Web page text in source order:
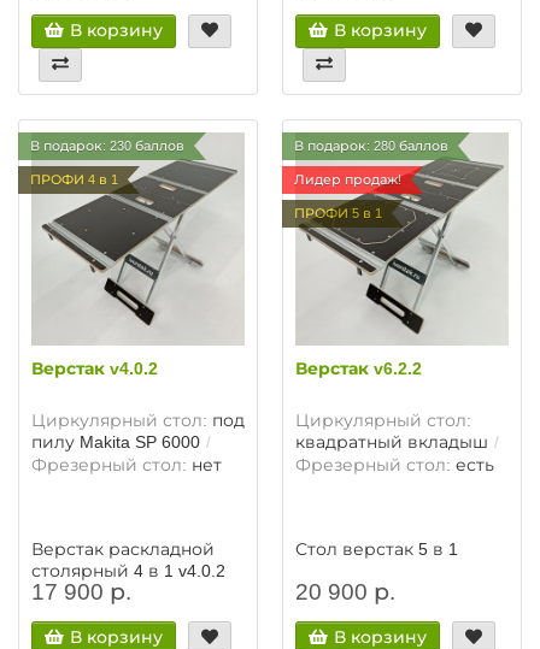
В корзину В корзину
В подарок: 230 баллов
ПРОФИ 4 в 1
Верстак v4.0.2
Циркулярный стол: под
пилу Makita SP 6000
Фрезерный стол: нет
Верстак раскладной
столярный 4 в 1 v4.0.2
17 900 р.
В корзину
В подарок: 280 баллов
Лидер продаж!
ПРОФИ 5 в 1
Верстак v6.2.2
Циркулярный стол:
квадратный вкладыш
Фрезерный стол: есть
Стол верстак 5 в 1
20 900 р.
В корзину